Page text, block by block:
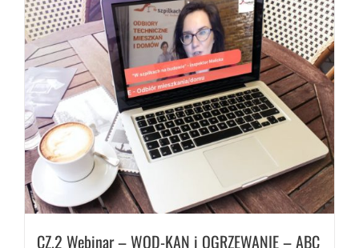
CZ.2 Webinar – WOD-KAN i OGRZEWANIE – ABC